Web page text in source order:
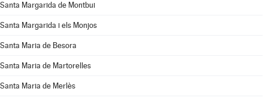
Santa Margarida de Montbui
Santa Margarida i els Monjos
Santa Maria de Besora
Santa Maria de Martorelles
Santa Maria de Merlès